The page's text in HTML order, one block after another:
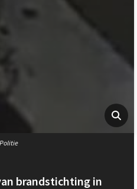
Politie
brandstichting in